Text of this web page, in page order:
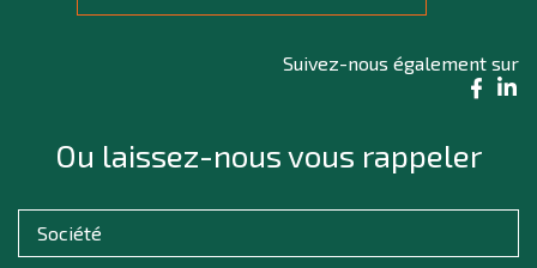
Suivez-nous également sur
Ou laissez-nous vous rappeler